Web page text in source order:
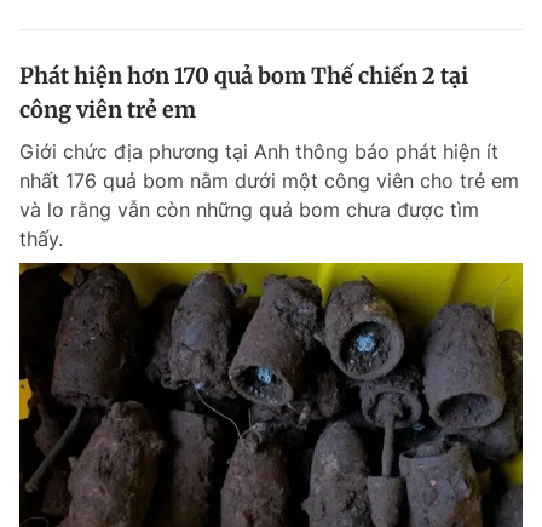
Phát hiện hơn 170 quả bom Thế chiến 2 tại
công viên trẻ em
Giới chức địa phương tại Anh thông báo phát hiện ít
nhất 176 quả bom nằm dưới một công viên cho trẻ em
và lo rằng vẫn còn những quả bom chưa được tìm
thấy.